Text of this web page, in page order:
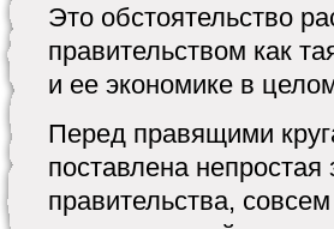
Это обстоятельство
правительством как
и ее экономике в
Перед правящими
поставлена непростая
правительства,